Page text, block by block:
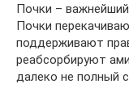
Почки – важнейший
Почки
поддерживают
реабсорбируют
далеко не полный